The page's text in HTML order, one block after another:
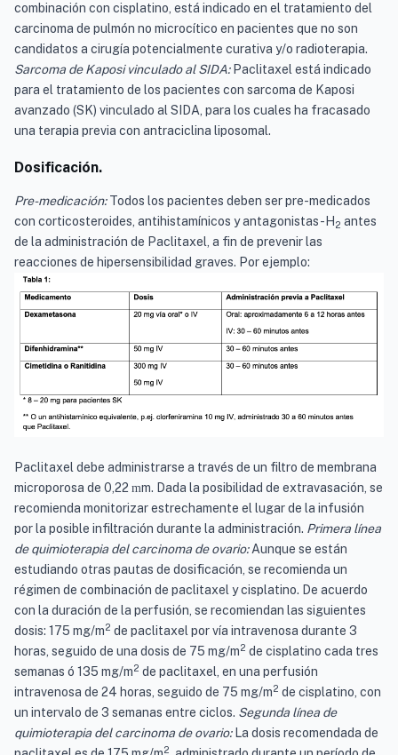
combinación con cisplatino, está indicado en el tratamiento del
carcinoma de pulmón no microcítico en pacientes que no son
candidatos a cirugía potencialmente curativa y/o radioterapia.
Sarcoma de Kaposi vinculado al SIDA: Paclitaxel está indicado
para el tratamiento de los pacientes con sarcoma de Kaposi
avanzado (SK) vinculado al SIDA, para los cuales ha fracasado
una terapia previa con antraciclina liposomal.
Dosificación.
Pre-medicación:Todos los pacientes deben ser pre-medicados
con corticosteroides, antihistamínicos y antagonistas-H 2 antes
de la administración de Paclitaxel, a fin de prevenir las
reacciones de hipersensibilidad graves. Por ejemplo:
Paclitaxel debe administrarse a través de un filtro de membrana
microporosa de 0,22 mm. Dada la posibilidad de extravasación, se
recomienda monitorizar estrechamente el lugar de la infusión
por la posible infiltración durante la administración. Primera línea
de quimioterapia del carcinoma de ovario:Aunque se están
estudiando otras pautas de dosificación, se recomienda un
régimen de combinación de paclitaxel y cisplatino. De acuerdo
con la duración de la perfusión, se recomiendan las siguientes
dosis: 175 mg/m2 de paclitaxel por vía intravenosa durante 3
horas, seguido de una dosis de 75 mg/m2 de cisplatino cada tres
semanas ó 135 mg/m2 de paclitaxel, en una perfusión
intravenosa de 24 horas, seguido de 75 mg/m2 de cisplatino, con
un intervalo de 3 semanas entre ciclos. Segunda línea de
quimioterapia del carcinoma de ovario:La dosis recomendada de
2